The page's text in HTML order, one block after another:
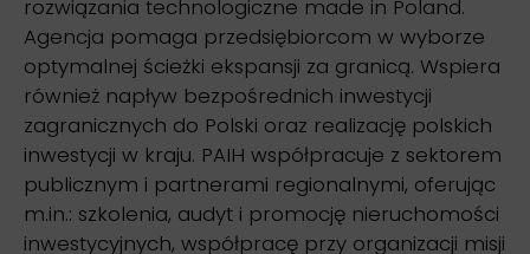
rozwiązania technologiczne made in Poland.
Agencja pomaga przedsiębiorcom w wyborze
optymalnej ścieżki ekspansji za granicą. Wspiera
również napływ bezpośrednich inwestycji
zagranicznych do Polski oraz realizację polskich
inwestycji w kraju. PAIH współpracuje z sektorem
publicznym i partnerami regionalnymi, oferując
m.in.: szkolenia, audyt i promocję nieruchomości
inwestycyjnych, współpracę przy organizacji misji